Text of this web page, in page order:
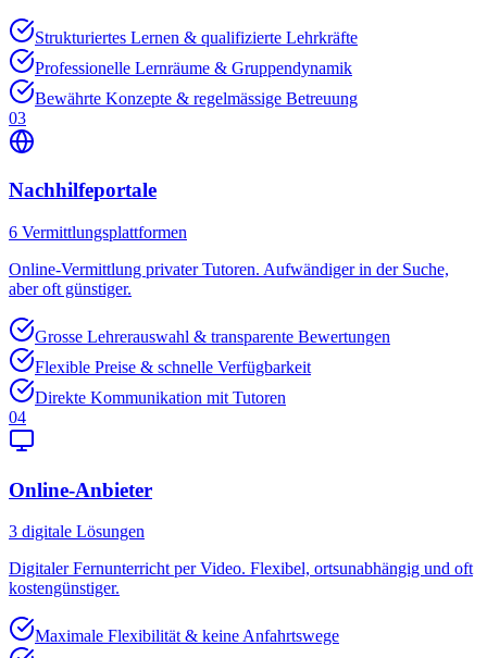
Strukturiertes Lernen & qualifizierte Lehrkräfte
Professionelle Lernräume & Gruppendynamik
Bewährte Konzepte & regelmässige Betreuung
03
Nachhilfeportale
6 Vermittlungsplattformen
Online-Vermittlung privater Tutoren. Aufwändiger in der Suche,
aber oft günstiger.
Grosse Lehrerauswahl & transparente Bewertungen
Flexible Preise & schnelle Verfügbarkeit
Direkte Kommunikation mit Tutoren
04
Online-Anbieter
3 digitale Lösungen
Digitaler Fernunterricht per Video. Flexibel, ortsunabhängig und oft
kostengünstiger.
Maximale Flexibilität & keine Anfahrtswege